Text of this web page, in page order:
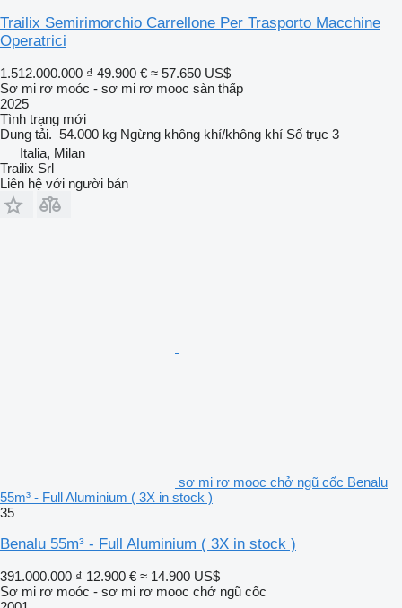
Trailix Semirimorchio Carrellone Per Trasporto Macchine
Operatrici
1.512.000.000 ₫ 49.900 € ≈ 57.650 US$
Sơ mi rơ moóc - sơ mi rơ mooc sàn thấp
2025
Tình trạng mới
Dung tải. 54.000 kg Ngừng không khí/không khí Số trục 3
Italia, Milan
Trailix Srl
Liên hệ với người bán
sơ mi rơ mooc chở ngũ cốc Benalu
55m³ - Full Aluminium ( 3X in stock )
35
Benalu 55m³ - Full Aluminium ( 3X in stock )
391.000.000 ₫ 12.900 € ≈ 14.900 US$
Sơ mi rơ moóc - sơ mi rơ mooc chở ngũ cốc